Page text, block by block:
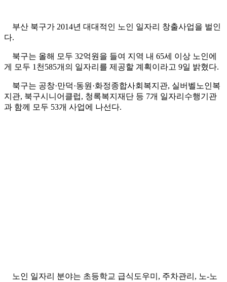
부산 북구가 2014년 대대적인 노인 일자리 창출사업을 벌인
다.
북구는 올해 모두 32억원을 들여 지역 내 65세 이상 노인에
게 모두 1천585개의 일자리를 제공할 계획이라고 9일 밝혔다.
북구는 공창·만덕·동원·화정종합사회복지관, 실버벨노인복
지관, 북구시니어클럽, 청록복지재단 등 7개 일자리수행기관
과 함께 모두 53개 사업에 나선다.
노인 일자리 분야는 초등학교 급식도우미, 주차관리, 노-노